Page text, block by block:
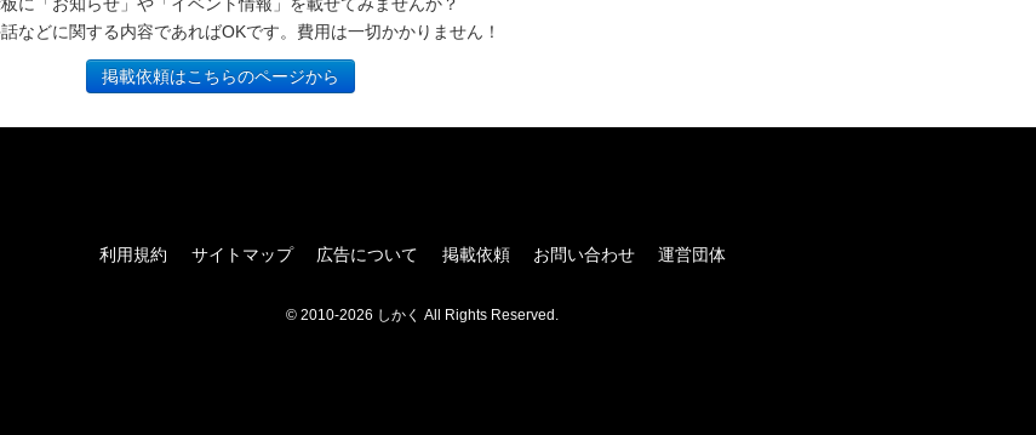
などに関する内容であればOKです。費用は一切かかりません！
掲載依頼はこちらのページから
利用規約 サイトマップ 広告について 掲載依頼 お問い合わせ 運営団体
© 2010-2026 しかく All Rights Reserved.